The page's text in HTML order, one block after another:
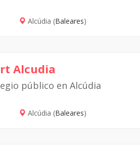
Alcúdia (Baleares)
Alcudia
público en Alcúdia
Alcúdia (Baleares)